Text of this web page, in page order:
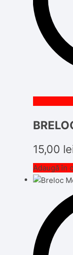
15,00
Adaugă în